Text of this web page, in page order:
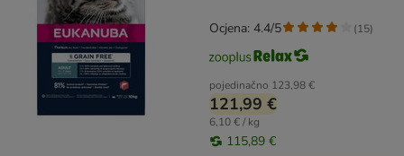
pojedinačno 123,98 €
121,99 €
6,10 € / kg
115,89 €
Ocjena: 4.4/5 (15)